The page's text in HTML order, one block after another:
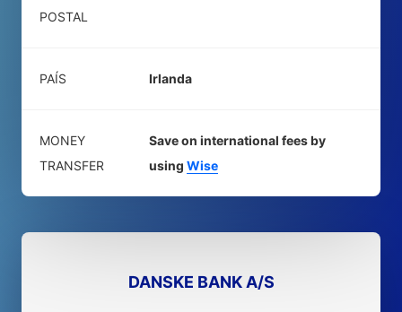
POSTAL
PAÍS Irlanda
MONEY
TRANSFER
Save on international fees by
using Wise
DANSKE BANK A/S